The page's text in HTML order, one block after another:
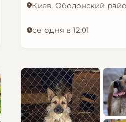
Киев, Оболонский
сегодня в 12:01